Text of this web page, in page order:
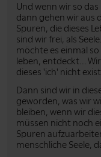
Und wenn wir so
dann gehen wir aus
Spuren, die dieses
sind wir frei, als
möchte es einmal
leben, entdeckt...
dieses 'ich' nicht
Dann sind wir in
geworden, was wir
bleiben, wenn wir
müssen nicht noch
Spuren
menschliche Seele,